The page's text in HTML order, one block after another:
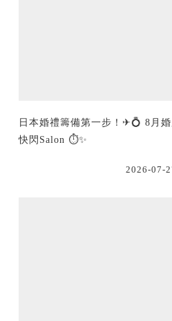
日本婚禮籌備第一步！✈💍 8月
快閃Salon ⏱️✨
2026-07-